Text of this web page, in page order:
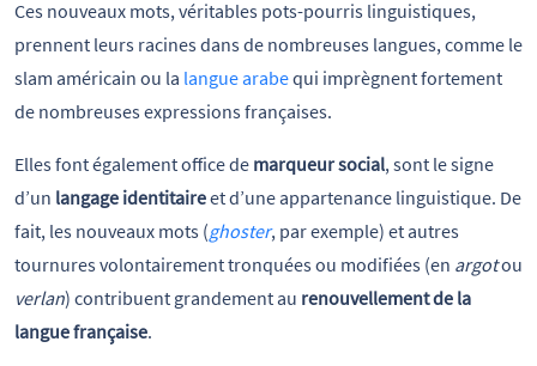
Ces nouveaux mots, véritables pots-pourris linguistiques,
prennent leurs racines dans de nombreuses langues, comme le
slam américain ou la langue arabequi imprègnent fortement
de nombreuses expressions françaises.
Elles font également office de marqueur social, sont le signe
d’un langage identitaireet d’une appartenance linguistique. De
fait, les nouveaux mots (ghoster, par exemple) et autres
tournures volontairement tronquées ou modifiées (en argotou
verlan) contribuent grandement au renouvellement de la
langue française.